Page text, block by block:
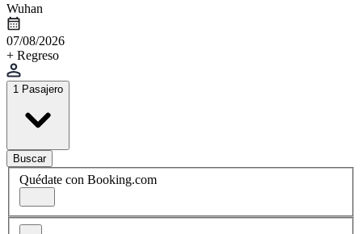
Wuhan
07/08/2026
+ Regreso
1 Pasajero
Buscar
Quédate con Booking.com